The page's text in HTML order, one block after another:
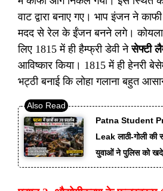
वाट द्वारा बनाए गए। भाप इंजन ने
मदद से रेल के ईंजन बनने लगे।
लिए 1815 में ही हैम्फ्री डेवी नेसेफ्टी
आविष्कार किया। 1815 में ही हेनरी
भट्ठी बनाई कि लोहा गलाना बहुत
Patna Student
Leak लाठी-गोली की
युवाओं ने पुलिस को